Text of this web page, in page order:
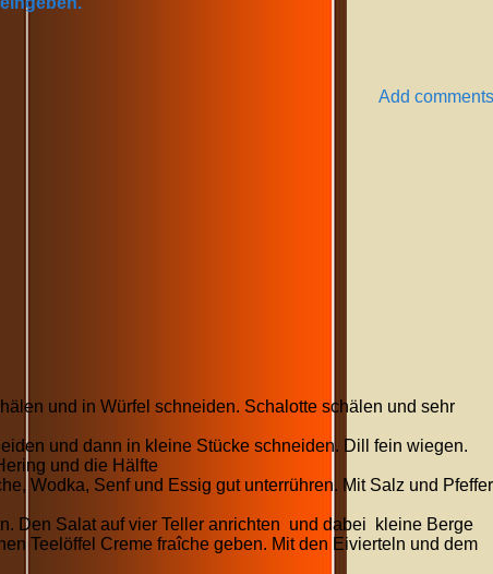
Add comments
und in Würfel schneiden. Schalotte schälen und sehr
und dann in kleine Stücke schneiden. Dill fein wiegen.
und die Hälfte
Wodka, Senf und Essig gut unterrühren. Mit Salz und Pfeffer
Den Salat auf vier Teller anrichten und dabei kleine Berge
Teelöffel Creme fraîche geben. Mit den Eivierteln und dem